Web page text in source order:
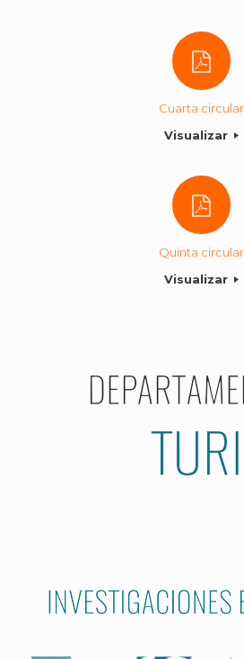
Cuarta circular
Visualizar
Quinta circular
Visualizar